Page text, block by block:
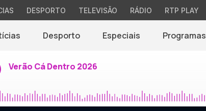
DESPORTO TELEVISÃO RÁDIO RTP PLAY
Desporto Especiais Programas
Verão Cá Dentro 2026